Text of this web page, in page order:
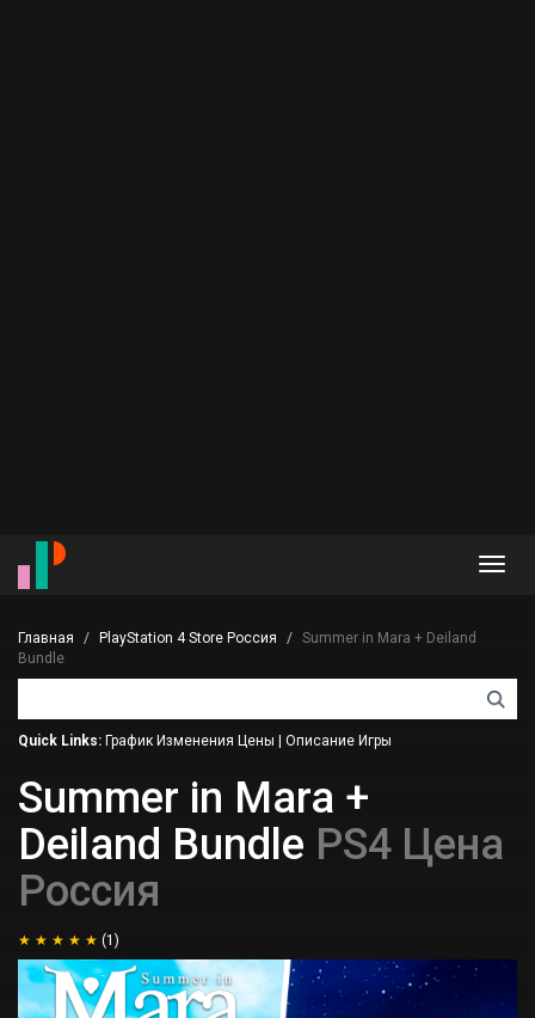
Главная PlayStation 4 Store Россия
Summer in Mara + Deiland
Bundle
Quick Links: График Изменения Цены Описание Игры
Summer in Mara +
Deiland Bundle PS4 Цена
Россия
(1)